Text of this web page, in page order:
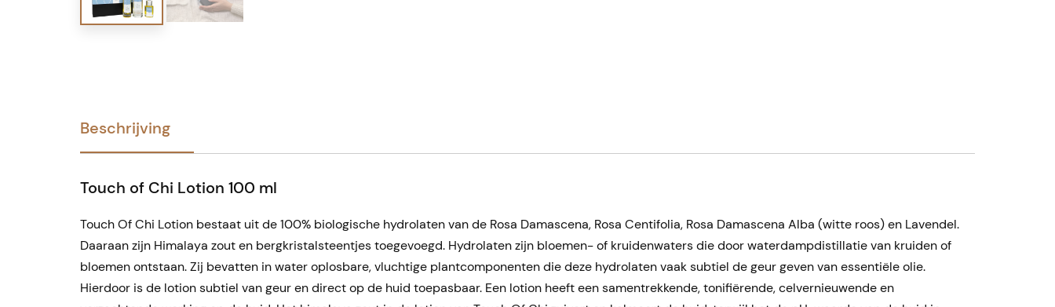
Beschrijving
Touch of Chi Lotion 100 ml
Touch Of Chi Lotion bestaat uit de 100% biologische hydrolaten van de Rosa Damascena, Rosa Centifolia, Rosa Damascena Alba (witte roos) en Lavendel.
Daaraan zijn Himalaya zout en bergkristalsteentjes toegevoegd. Hydrolaten zijn bloemen- of kruidenwaters die door waterdampdistillatie van kruiden of
bloemen ontstaan. Zij bevatten in water oplosbare, vluchtige plantcomponenten die deze hydrolaten vaak subtiel de geur geven van essentiële olie.
Hierdoor is de lotion subtiel van geur en direct op de huid toepasbaar. Een lotion heeft een samentrekkende, tonifiërende, celvernieuwende en